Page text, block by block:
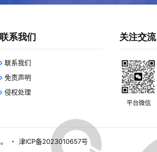
联系我们
联系我们
免责声明
侵权处理
关注交流
平台微信
・
津ICP备2023010657号